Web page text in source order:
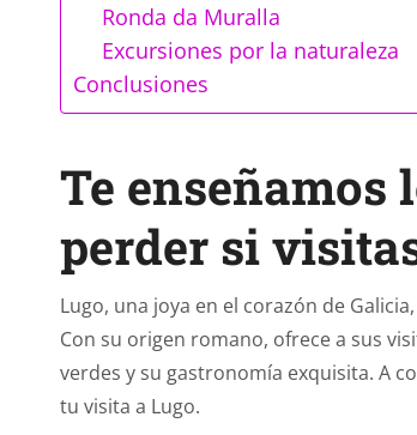
Ronda da Muralla
Excursiones por la naturaleza
Conclusiones
Te enseñamos
perder si
Lugo, una joya en el corazón de
Con su origen romano, ofrece a sus
verdes y su gastronomía exquisita. A
tu visita a Lugo.